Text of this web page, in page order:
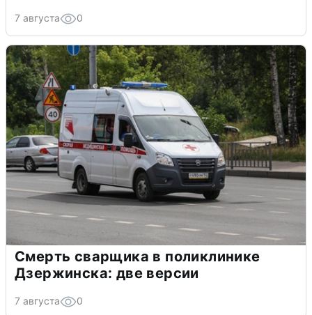
7 августа 0
Смерть сварщика в поликлинике
Дзержинска: две версии
7 августа 0